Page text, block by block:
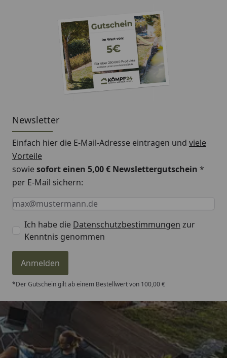
Newsletter
Einfach hier die E-Mail-Adresse eintragen und viele
Vorteile
sowiesofort einen 5,00 € Newslettergutschein *
per E-Mail sichern:
Keine Eingabe erforderlich
Eingabe erforderlich
E-Mail *
Ich habe die Datenschutzbestimmungen zur
Kenntnis genommen
Anmelden
*Der Gutschein gilt ab einem Bestellwert von 100,00 €
Trusted Shops